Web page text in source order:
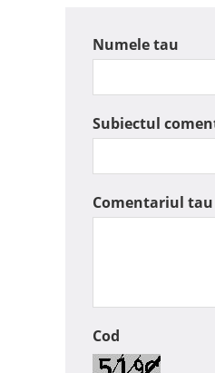
Numele tau
Subiectul
Comentariul tau
Cod